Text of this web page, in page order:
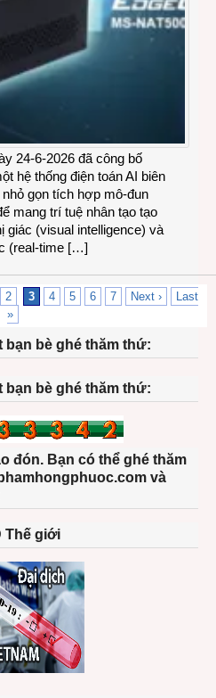
24-6-2026 đã công bố
hệ thống điện toán AI biên
gọn tích hợp mô-đun
mang trí tuệ nhân tạo tạo
giác (visual intelligence) và
(real-time […]
2 3 4 5 6 7 Next ›
Last
»
bè ghé thăm thứ:
bè ghé thăm thứ:
đón. Bạn có thể ghé thăm
và
Thế giới